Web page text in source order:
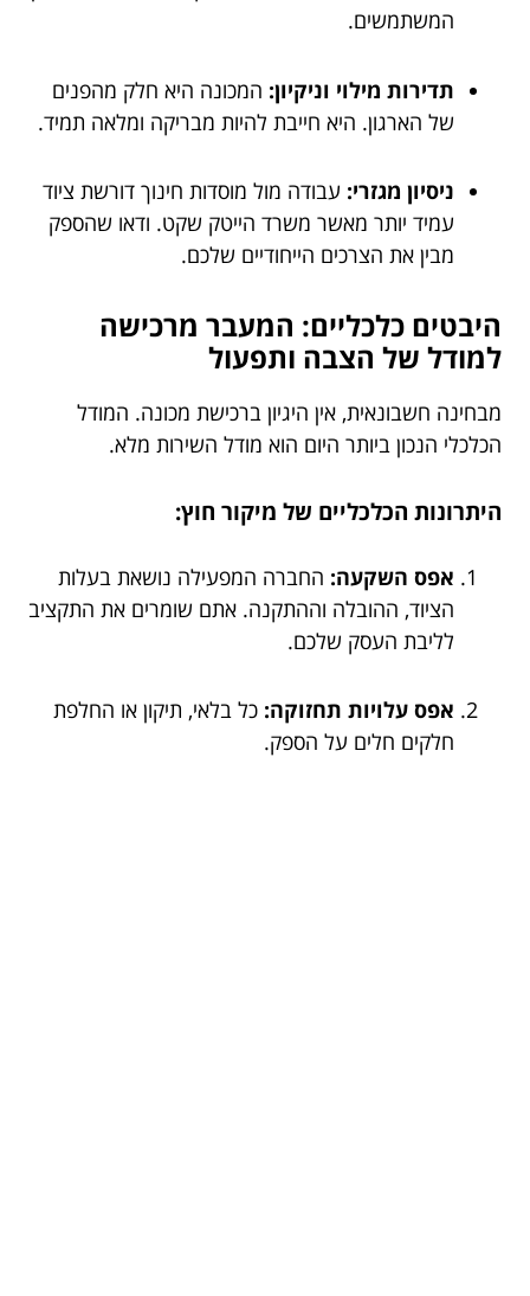
המשתמשים.
תדירות מילוי וניקיון: המכונה היא חלק מהפנים
של הארגון. היא חייבת להיות מבריקה ומלאה תמיד.
ניסיון מגזרי: עבודה מול מוסדות חינוך דורשת ציוד
עמיד יותר מאשר משרד הייטק שקט. ודאו שהספק
מבין את הצרכים הייחודיים שלכם.
היבטים כלכליים: המעבר מרכישה
למודל של הצבה ותפעול
מבחינה חשבונאית, אין היגיון ברכישת מכונה. המודל
הכלכלי הנכון ביותר היום הוא מודל השירות מלא.
היתרונות הכלכליים של מיקור חוץ:
אפס השקעה: החברה המפעילה נושאת בעלות
הציוד, ההובלה וההתקנה. אתם שומרים את התקציב
לליבת העסק שלכם.
אפס עלויות תחזוקה: כל בלאי, תיקון או החלפת
חלקים חלים על הספק.